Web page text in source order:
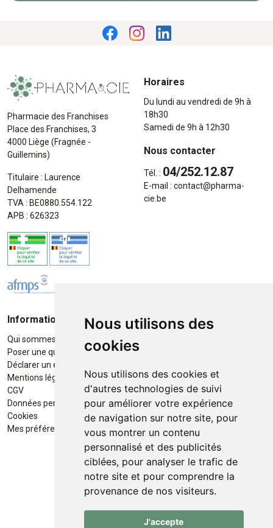
Nous utilisons des
cookies
Nous utilisons des cookies et
d'autres technologies de suivi
pour améliorer votre expérience
de navigation sur notre site, pour
vous montrer un contenu
personnalisé et des publicités
ciblées, pour analyser le trafic de
notre site et pour comprendre la
provenance de nos visiteurs.
J'accepte
Pharmacie des Franchises
Place des Franchises, 3
4000 Liège (Fragnée -
Guillemins)
Titulaire : Laurence
Delhamende
TVA : BE0880.554.122
APB : 626323
Horaires
Du lundi au vendredi de 9h à
18h30
Samedi de 9h à 12h30
Nous contacter
Tél. : 04/252.12.87
E-mail : contact@pharma-
cie.be
Informations
Qui sommes-nous ?
Poser une question
Déclarer un effet indésirable
Mentions légales
CGV
Données personnelles
Cookies
Mes préférences Cookies
Moyens de paiement
Retrait / Livraison
Retrait à la pharmacie en Click
Livraison cyclo-urbaines à Liège
avec :
Service professionnel et
écologique de livraisons rapides